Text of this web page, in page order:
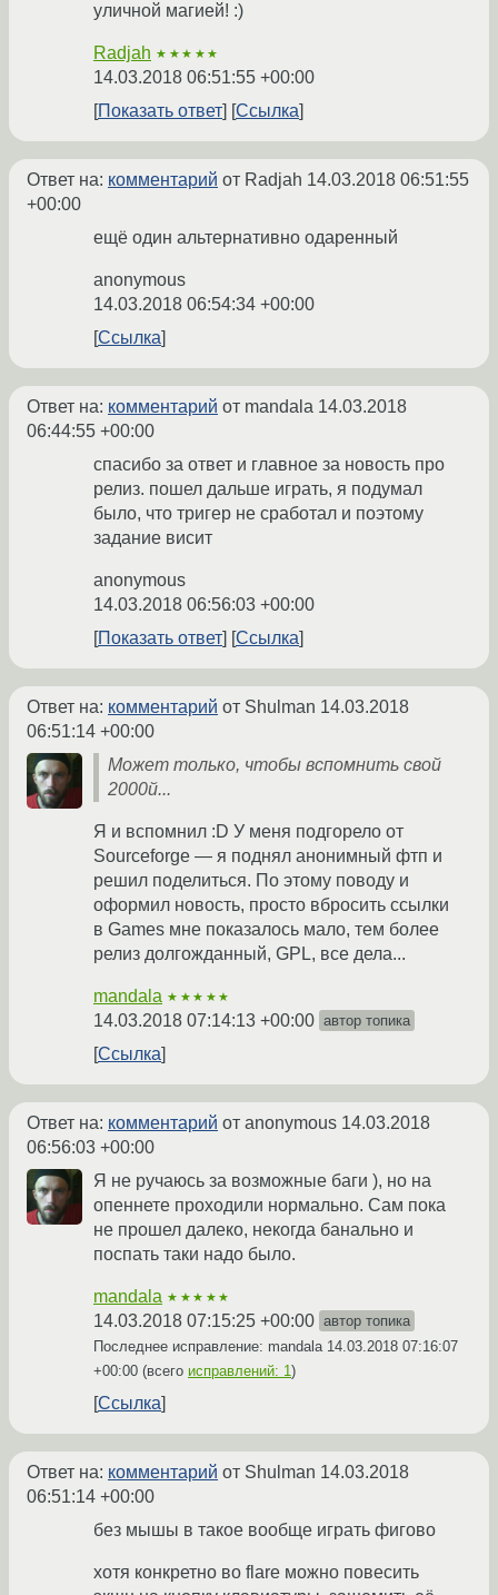
уличной магией! :)
Radjah ★★★★★
14.03.2018 06:51:55 +00:00
Показать ответ
Ссылка
Ответ на: комментарий от Radjah 14.03.2018 06:51:55
+00:00
ещё один альтернативно одаренный
anonymous
14.03.2018 06:54:34 +00:00
Ссылка
Ответ на: комментарий от mandala 14.03.2018
06:44:55 +00:00
спасибо за ответ и главное за новость про
релиз. пошел дальше играть, я подумал
было, что тригер не сработал и поэтому
задание висит
anonymous
14.03.2018 06:56:03 +00:00
Показать ответ
Ссылка
Ответ на: комментарий от Shulman 14.03.2018
06:51:14 +00:00
Может только, чтобы вспомнить свой
2000й...
Я и вспомнил :D У меня подгорело от
Sourceforge — я поднял анонимный фтп и
решил поделиться. По этому поводу и
оформил новость, просто вбросить ссылки
в Games мне показалось мало, тем более
релиз долгожданный, GPL, все дела...
mandala ★★★★★
14.03.2018 07:14:13 +00:00 автор топика
Ссылка
Ответ на: комментарий от anonymous 14.03.2018
06:56:03 +00:00
Я не ручаюсь за возможные баги ), но на
опеннете проходили нормально. Сам пока
не прошел далеко, некогда банально и
поспать таки надо было.
mandala ★★★★★
14.03.2018 07:15:25 +00:00 автор топика
Последнее исправление: mandala 14.03.2018 07:16:07
+00:00 (всего исправлений: 1)
Ссылка
Ответ на: комментарий от Shulman 14.03.2018
06:51:14 +00:00
без мышы в такое вообще играть фигово
хотя конкретно во flare можно повесить